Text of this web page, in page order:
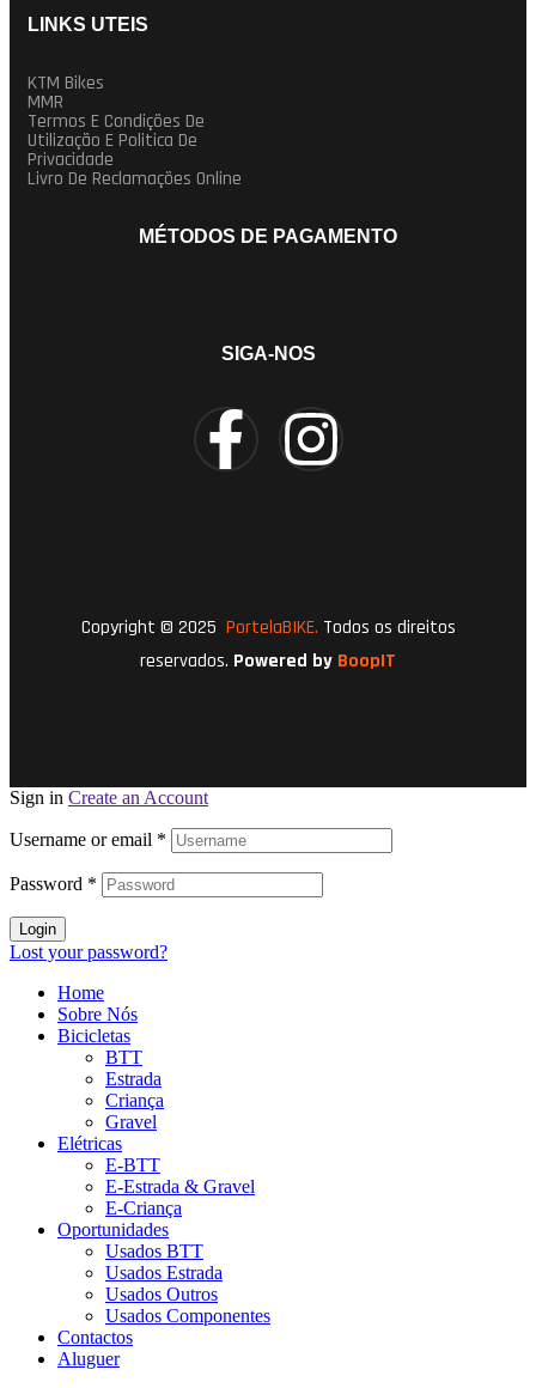
LINKS UTEIS
KTM Bikes
MMR
Termos E Condições De
Utilização E Politica De
Privacidade
Livro De Reclamações Online
MÉTODOS DE PAGAMENTO
SIGA-NOS
Copyright © 2025 PortelaBIKE. Todos os direitos
reservados. Powered by BoopIT
Sign in Create an Account
Username or email *
Password *
Login
Lost your password?
Home
Sobre Nós
Bicicletas
BTT
Estrada
Criança
Gravel
Elétricas
E-BTT
E-Estrada & Gravel
E-Criança
Oportunidades
Usados BTT
Usados Estrada
Usados Outros
Usados Componentes
Contactos
Aluguer